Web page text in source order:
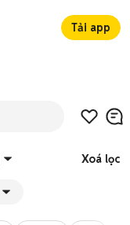
Tải app
Xoá lọc